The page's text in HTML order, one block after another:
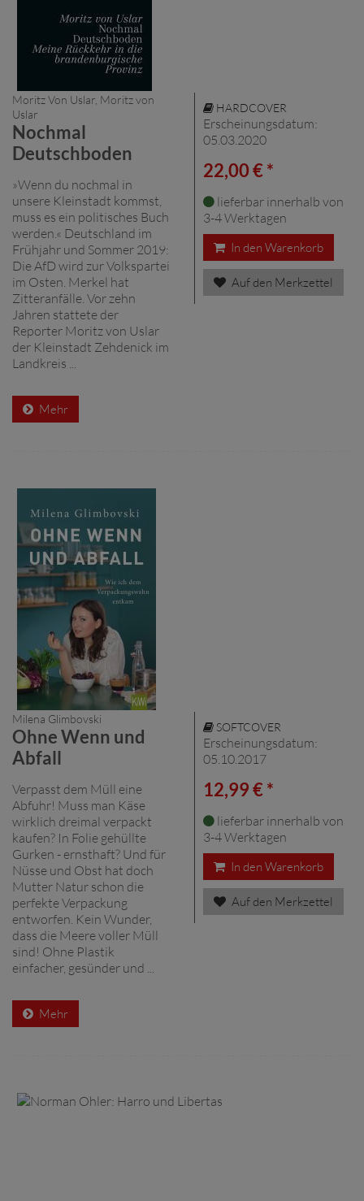
Moritz Von Uslar, Moritz von
Uslar
Nochmal
Deutschboden
»Wenn du nochmal in
unsere Kleinstadt kommst,
muss es ein politisches Buch
werden.« Deutschland im
Frühjahr und Sommer 2019:
Die AfD wird zur Volkspartei
im Osten. Merkel hat
Zitteranfälle. Vor zehn
Jahren stattete der
Reporter Moritz von Uslar
der Kleinstadt Zehdenick im
Landkreis ...
Mehr
HARDCOVER
Erscheinungsdatum:
05.03.2020
22,00 € *
lieferbar innerhalb von
3-4 Werktagen
In den Warenkorb
Auf den Merkzettel
Milena Glimbovski
Ohne Wenn und
Abfall
Verpasst dem Müll eine
Abfuhr! Muss man Käse
wirklich dreimal verpackt
kaufen? In Folie gehüllte
Gurken - ernsthaft? Und für
Nüsse und Obst hat doch
Mutter Natur schon die
perfekte Verpackung
entworfen. Kein Wunder,
dass die Meere voller Müll
sind! Ohne Plastik
einfacher, gesünder und ...
Mehr
SOFTCOVER
Erscheinungsdatum:
05.10.2017
12,99 € *
lieferbar innerhalb von
3-4 Werktagen
In den Warenkorb
Auf den Merkzettel